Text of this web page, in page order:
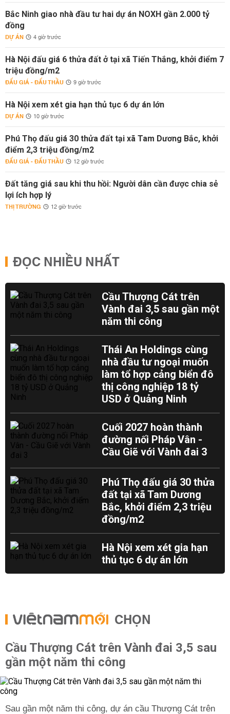
Bắc Ninh giao nhà đầu tư hai dự án NOXH gần 2.000 tỷ
đồng
DỰ ÁN 4 giờ trước
Hà Nội đấu giá 6 thửa đất ở tại xã Tiến Thắng, khởi điểm 7
triệu đồng/m2
ĐẤU GIÁ - ĐẤU THẦU 9 giờ trước
Hà Nội xem xét gia hạn thủ tục 6 dự án lớn
DỰ ÁN 10 giờ trước
Phú Thọ đấu giá 30 thửa đất tại xã Tam Dương Bắc, khởi
điểm 2,3 triệu đồng/m2
ĐẤU GIÁ - ĐẤU THẦU 12 giờ trước
Đất tăng giá sau khi thu hồi: Người dân cần được chia sẻ
lợi ích hợp lý
THỊ TRƯỜNG 12 giờ trước
ĐỌC NHIỀU NHẤT
Cầu Thượng Cát trên
Vành đai 3,5 sau gần một
năm thi công
Thái An Holdings cùng
nhà đầu tư ngoại muốn
làm tổ hợp cảng biển đô
thị công nghiệp 18 tỷ
USD ở Quảng Ninh
Cuối 2027 hoàn thành
đường nối Pháp Vân -
Cầu Giẽ với Vành đai 3
Phú Thọ đấu giá 30 thửa
đất tại xã Tam Dương
Bắc, khởi điểm 2,3 triệu
đồng/m2
Hà Nội xem xét gia hạn
thủ tục 6 dự án lớn
CHỌN
Cầu Thượng Cát trên Vành đai 3,5 sau
gần một năm thi công
Sau gần một năm thi công, dự án cầu Thượng Cát trên